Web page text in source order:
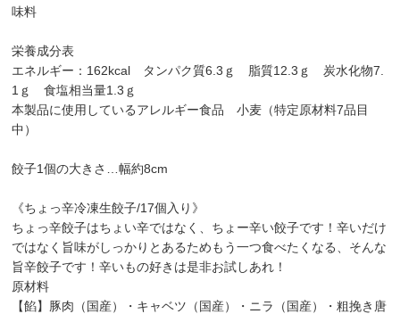
味料
栄養成分表
エネルギー：162kcal タンパク質6.3ｇ 脂質12.3ｇ 炭水化物7.
1ｇ 食塩相当量1.3ｇ
本製品に使用しているアレルギー食品 小麦（特定原材料7品目
中）
餃子1個の大きさ…幅約8cm
《ちょっ辛冷凍生餃子/17個入り》
ちょっ辛餃子はちょい辛ではなく、ちょー辛い餃子です！辛いだけ
ではなく旨味がしっかりとあるためもう一つ食べたくなる、そんな
旨辛餃子です！辛いもの好きは是非お試しあれ！
原材料
【餡】豚肉（国産）・キャベツ（国産）・ニラ（国産）・粗挽き唐